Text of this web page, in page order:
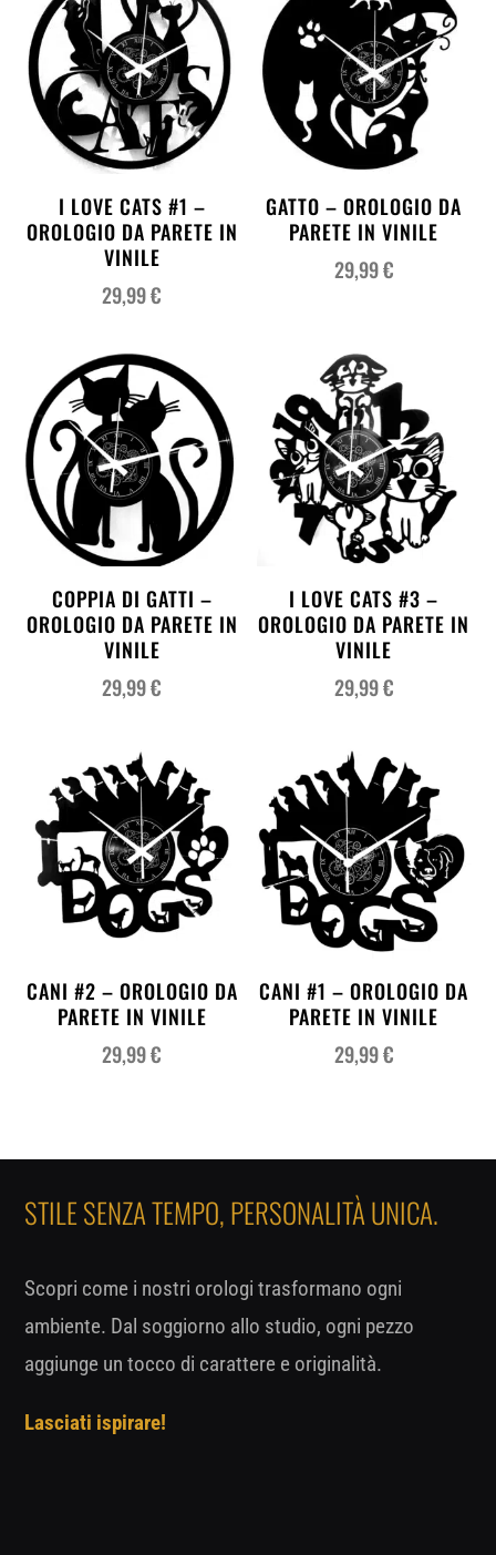
I LOVE CATS #1 –
OROLOGIO DA PARETE IN
VINILE
29,99€
GATTO – OROLOGIO DA
PARETE IN VINILE
29,99€
COPPIA DI GATTI –
OROLOGIO DA PARETE IN
VINILE
29,99€
I LOVE CATS #3 –
OROLOGIO DA PARETE IN
VINILE
29,99€
CANI #2 – OROLOGIO DA
PARETE IN VINILE
29,99€
CANI #1 – OROLOGIO DA
PARETE IN VINILE
29,99€
STILE SENZA TEMPO, PERSONALITÀ UNICA.
Scopri come i nostri orologi trasformano ogni
ambiente. Dal soggiorno allo studio, ogni pezzo
aggiunge un tocco di carattere e originalità.
Lasciati ispirare!